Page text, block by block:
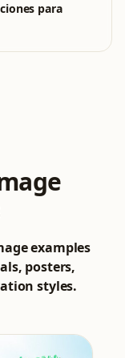
para
examples
posters,
styles.